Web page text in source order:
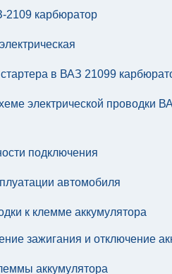
2109 карбюратор
в ВАЗ 21099
электрической проводки
подключения
автомобиля
к клемме аккумулятора
зажигания и отключение
аккумулятора